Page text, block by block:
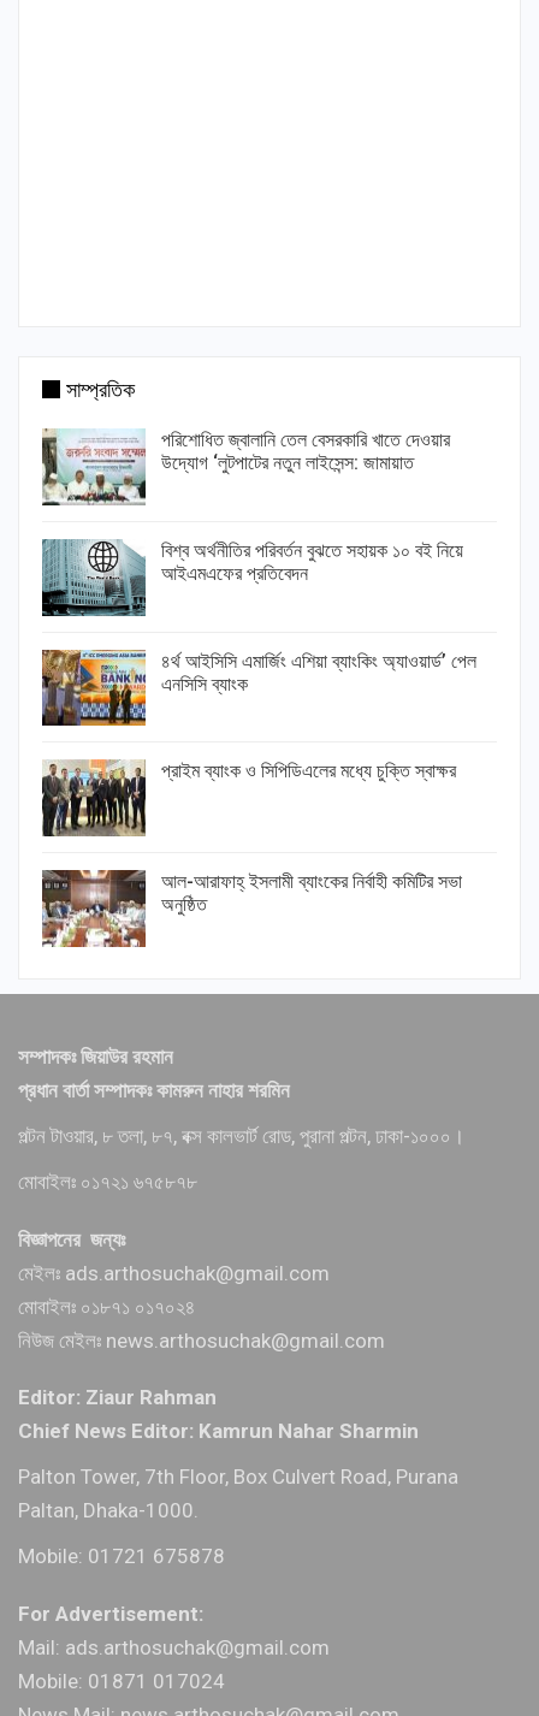
সাম্প্রতিক
পরিশোধিত জ্বালানি তেল বেসরকারি খাতে দেওয়ার
উদ্যোগ ‘লুটপাটের নতুন লাইসেন্স: জামায়াত
বিশ্ব অর্থনীতির পরিবর্তন বুঝতে সহায়ক ১০ বই নিয়ে
আইএমএফের প্রতিবেদন
৪র্থ আইসিসি এমার্জিং এশিয়া ব্যাংকিং অ্যাওয়ার্ড’ পেল
এনসিসি ব্যাংক
প্রাইম ব্যাংক ও সিপিডিএলের মধ্যে চুক্তি স্বাক্ষর
আল-আরাফাহ্ ইসলামী ব্যাংকের নির্বাহী কমিটির সভা
অনুষ্ঠিত
সম্পাদকঃ জিয়াউর রহমান
প্রধান বার্তা সম্পাদকঃ কামরুন নাহার শরমিন
পল্টন টাওয়ার, ৮ তলা, ৮৭, বক্স কালভার্ট রোড, পুরানা পল্টন, ঢাকা-১০০০।
মোবাইলঃ ০১৭২১ ৬৭৫৮৭৮
বিজ্ঞাপনের জন্যঃ
মেইলঃ ads.arthosuchak@gmail.com
মোবাইলঃ ০১৮৭১ ০১৭০২৪
নিউজ মেইলঃ news.arthosuchak@gmail.com
Editor: Ziaur Rahman
Chief News Editor: Kamrun Nahar Sharmin
Palton Tower, 7th Floor, Box Culvert Road, Purana
Paltan, Dhaka-1000.
Mobile: 01721 675878
For Advertisement:
Mail: ads.arthosuchak@gmail.com
Mobile: 01871 017024